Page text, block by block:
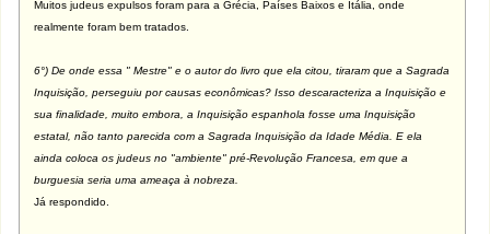
Muitos judeus expulsos foram para a Grécia, Países Baixos e Itália, onde
realmente foram bem tratados.
6°) De onde essa " Mestre" e o autor do livro que ela citou, tiraram que a Sagrada
Inquisição, perseguiu por causas econômicas? Isso descaracteriza a Inquisição e
sua finalidade, muito embora, a Inquisição espanhola fosse uma Inquisição
estatal, não tanto parecida com a Sagrada Inquisição da Idade Média. E ela
ainda coloca os judeus no "ambiente" pré-Revolução Francesa, em que a
burguesia seria uma ameaça à nobreza.
Já respondido.